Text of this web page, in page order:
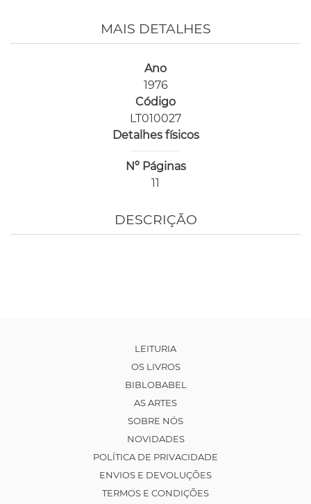
MAIS DETALHES
Ano
1976
Código
LT010027
Detalhes físicos
Nº Páginas
11
DESCRIÇÃO
LEITURIA
OS LIVROS
BIBLOBABEL
AS ARTES
SOBRE NÓS
NOVIDADES
POLÍTICA DE PRIVACIDADE
ENVIOS E DEVOLUÇÕES
TERMOS E CONDIÇÕES